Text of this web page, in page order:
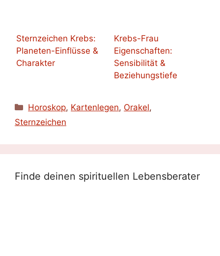
Sternzeichen Krebs:
Planeten-Einflüsse &
Charakter
Krebs-Frau
Eigenschaften:
Sensibilität &
Beziehungstiefe
Kategorien
Horoskop, Kartenlegen, Orakel,
Sternzeichen
Finde deinen spirituellen Lebensberater